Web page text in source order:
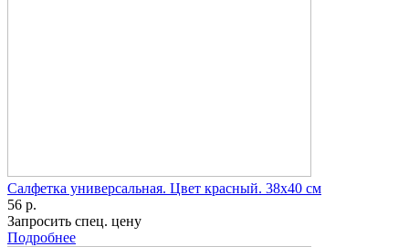
Салфетка универсальная. Цвет красный. 38х40 см
56 р.
Запросить спец. цену
Подробнее